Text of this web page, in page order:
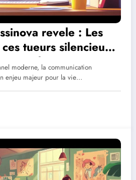
revele : Les
tueurs silencieux
au bureau
moderne, la communication
enjeu majeur pour la vie…